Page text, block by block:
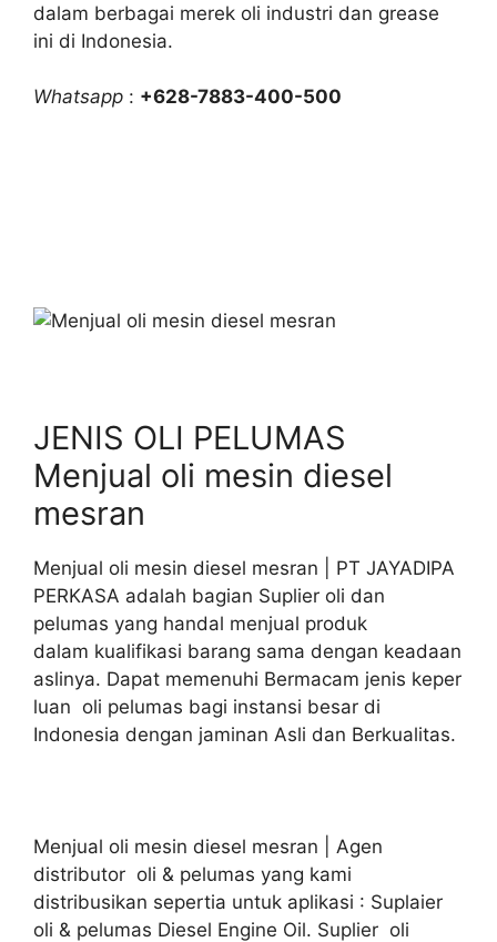
dalam berbagai merek oli industri dan grease
ini di Indonesia.
Whatsapp : +628-7883-400-500
JENIS OLI PELUMAS
Menjual oli mesin diesel
mesran
Menjual oli mesin diesel mesran | PT JAYADIPA
PERKASA adalah bagian Suplier oli dan
pelumas yang handal menjual produk
dalam kualifikasi barang sama dengan keadaan
aslinya. Dapat memenuhi Bermacam jenis keper
luan oli pelumas bagi instansi besar di
Indonesia dengan jaminan Asli dan Berkualitas.
Menjual oli mesin diesel mesran | Agen
distributor oli & pelumas yang kami
distribusikan sepertia untuk aplikasi : Suplaier
oli & pelumas Diesel Engine Oil. Suplier oli